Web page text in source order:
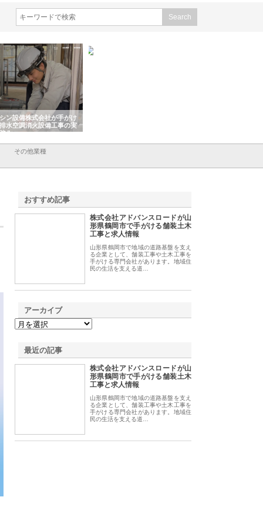
ン設備株式会社が手がけ
水空調消火設備工事の実
み
その他業種
おすすめ記事
株式会社アドバンスロードが山
形県鶴岡市で手がける舗装土木
工事と求人情報
山形県鶴岡市で地域の道路基盤を支え
る企業として、舗装工事や土木工事を
手がける専門会社があります。地域住
民の生活を支える道…
アーカイブ
最近の記事
株式会社アドバンスロードが山
形県鶴岡市で手がける舗装土木
工事と求人情報
山形県鶴岡市で地域の道路基盤を支え
る企業として、舗装工事や土木工事を
手がける専門会社があります。地域住
民の生活を支える道…